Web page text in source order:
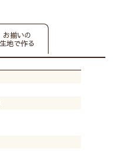
お揃いの
生地で作る